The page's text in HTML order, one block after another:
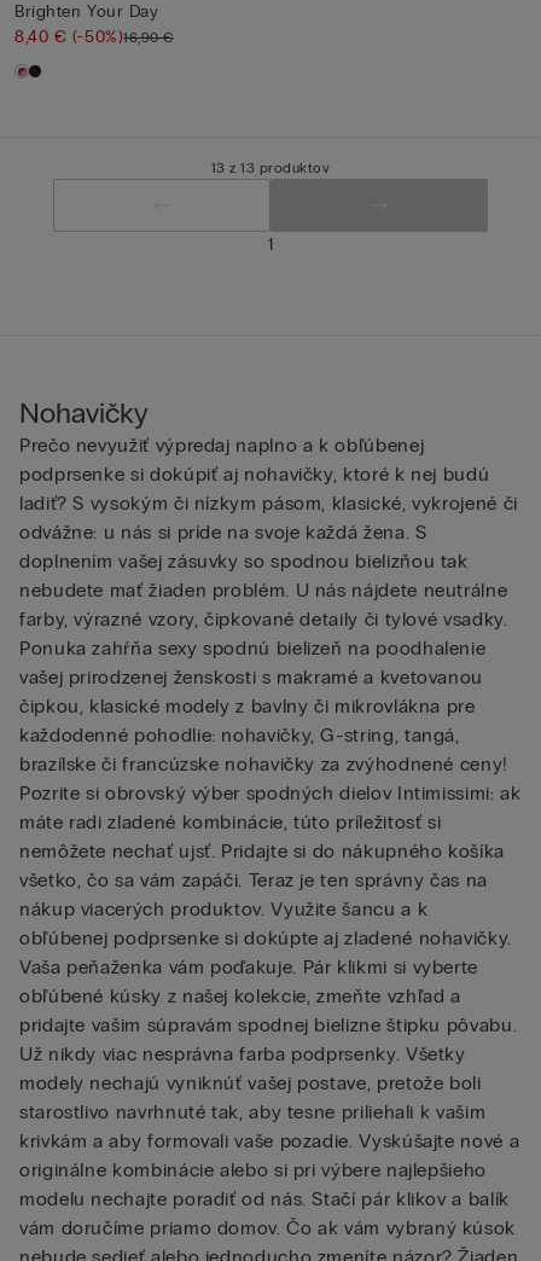
Brighten Your Day
8,40 € (-50%)16,90 €
13 z 13 produktov
1
Nohavičky
Prečo nevyužiť výpredaj naplno a k obľúbenej
podprsenke si dokúpiť aj nohavičky, ktoré k nej budú
ladiť? S vysokým či nízkym pásom, klasické, vykrojené či
odvážne: u nás si príde na svoje každá žena. S
doplnením vašej zásuvky so spodnou bielizňou tak
nebudete mať žiaden problém. U nás nájdete neutrálne
farby, výrazné vzory, čipkované detaily či tylové vsadky.
Ponuka zahŕňa sexy spodnú bielizeň na poodhalenie
vašej prirodzenej ženskosti s makramé a kvetovanou
čipkou, klasické modely z bavlny či mikrovlákna pre
každodenné pohodlie: nohavičky, G-string, tangá,
brazílske či francúzske nohavičky za zvýhodnené ceny!
Pozrite si obrovský výber spodných dielov Intimissimi: ak
máte radi zladené kombinácie, túto príležitosť si
nemôžete nechať ujsť. Pridajte si do nákupného košíka
všetko, čo sa vám zapáči. Teraz je ten správny čas na
nákup viacerých produktov. Využite šancu a k
obľúbenej podprsenke si dokúpte aj zladené nohavičky.
Vaša peňaženka vám poďakuje. Pár klikmi si vyberte
obľúbené kúsky z našej kolekcie, zmeňte vzhľad a
pridajte vašim súpravám spodnej bielizne štipku pôvabu.
Už nikdy viac nesprávna farba podprsenky. Všetky
modely nechajú vyniknúť vašej postave, pretože boli
starostlivo navrhnuté tak, aby tesne priliehali k vašim
krivkám a aby formovali vaše pozadie. Vyskúšajte nové a
originálne kombinácie alebo si pri výbere najlepšieho
modelu nechajte poradiť od nás. Stačí pár klikov a balík
vám doručíme priamo domov. Čo ak vám vybraný kúsok